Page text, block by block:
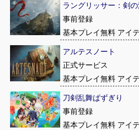
ラングリッサー：剣
事前登録
基本プレイ無料 アイ
アルテスノート
正式サービス
基本プレイ無料 アイ
刀剣乱舞ぱずぎり
事前登録
基本プレイ無料 アイ